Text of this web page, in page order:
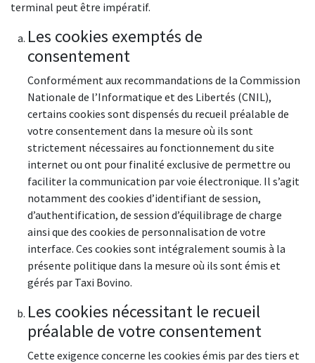
terminal peut être impératif.
Les cookies exemptés de
consentement
Conformément aux recommandations de la Commission
Nationale de l’Informatique et des Libertés (CNIL),
certains cookies sont dispensés du recueil préalable de
votre consentement dans la mesure où ils sont
strictement nécessaires au fonctionnement du site
internet ou ont pour finalité exclusive de permettre ou
faciliter la communication par voie électronique. Il s’agit
notamment des cookies d’identifiant de session,
d’authentification, de session d’équilibrage de charge
ainsi que des cookies de personnalisation de votre
interface. Ces cookies sont intégralement soumis à la
présente politique dans la mesure où ils sont émis et
gérés par Taxi Bovino.
Les cookies nécessitant le recueil
préalable de votre consentement
Cette exigence concerne les cookies émis par des tiers et